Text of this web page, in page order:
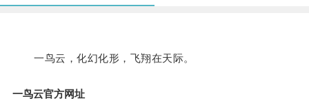
一鸟云，化幻化形，飞翔在天际。
一鸟云官方网址